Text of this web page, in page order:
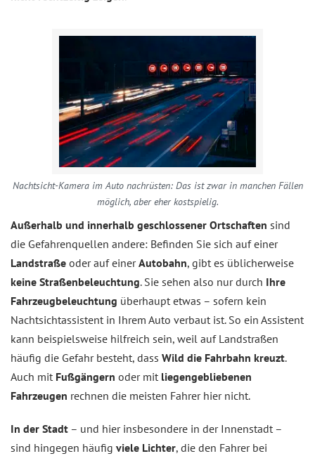
Nachtsicht-Kamera im Auto nachrüsten: Das ist zwar in manchen Fällen
möglich, aber eher kostspielig.
Außerhalb und innerhalb geschlossener Ortschaften sind
die Gefahrenquellen andere: Befinden Sie sich auf einer
Landstraße oder auf einerAutobahn, gibt es üblicherweise
keine Straßenbeleuchtung. Sie sehen also nur durch Ihre
Fahrzeugbeleuchtung überhaupt etwas – sofern kein
Nachtsichtassistent in Ihrem Auto verbaut ist. So ein Assistent
kann beispielsweise hilfreich sein, weil auf Landstraßen
häufig die Gefahr besteht, dass Wild die Fahrbahn kreuzt.
Auch mit Fußgängern oder mit liegengebliebenen
Fahrzeugen rechnen die meisten Fahrer hier nicht.
In der Stadt – und hier insbesondere in der Innenstadt –
sind hingegen häufig viele Lichter, die den Fahrer bei